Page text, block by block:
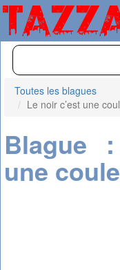
Toutes les blagues
Le noir c’est une
Blague
une